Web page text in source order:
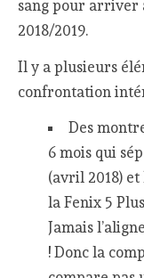
sang pour arriver
2018/2019.
Il y a plusieurs
confrontation
Des
6 mois qui
(avril 2018)
la Fenix 5
Jamais
! Donc la